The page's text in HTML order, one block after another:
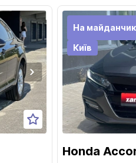
На
Київ
Honda